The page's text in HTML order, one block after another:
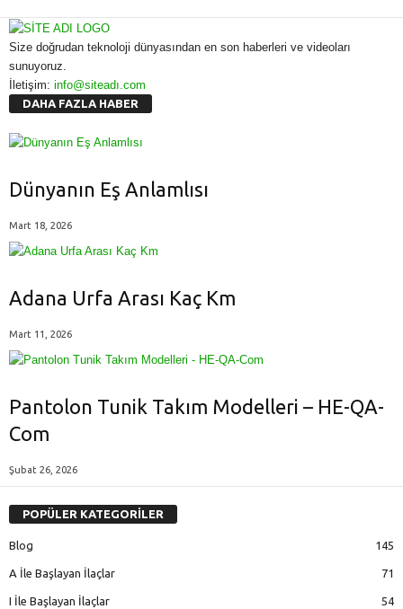
Size doğrudan teknoloji dünyasından en son haberleri ve videoları
sunuyoruz.
İletişim: info@siteadı.com
DAHA FAZLA HABER
Dünyanın Eş Anlamlısı
Mart 18, 2026
Adana Urfa Arası Kaç Km
Mart 11, 2026
Pantolon Tunik Takım Modelleri – HE-QA-
Com
Şubat 26, 2026
POPÜLER KATEGORİLER
Blog 145
A İle Başlayan İlaçlar 71
I İle Başlayan İlaçlar 54